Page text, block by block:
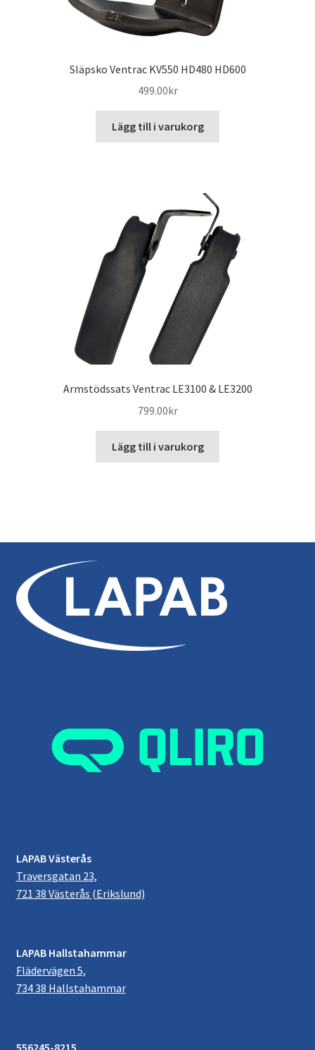
Släpsko Ventrac KV550 HD480 HD600
499.00kr
Lägg till i varukorg
Armstödssats Ventrac LE3100 & LE3200
799.00kr
Lägg till i varukorg
LAPAB Västerås
Traversgatan 23,
721 38 Västerås (Erikslund)
LAPAB Hallstahammar
Flädervägen 5,
734 38 Hallstahammar